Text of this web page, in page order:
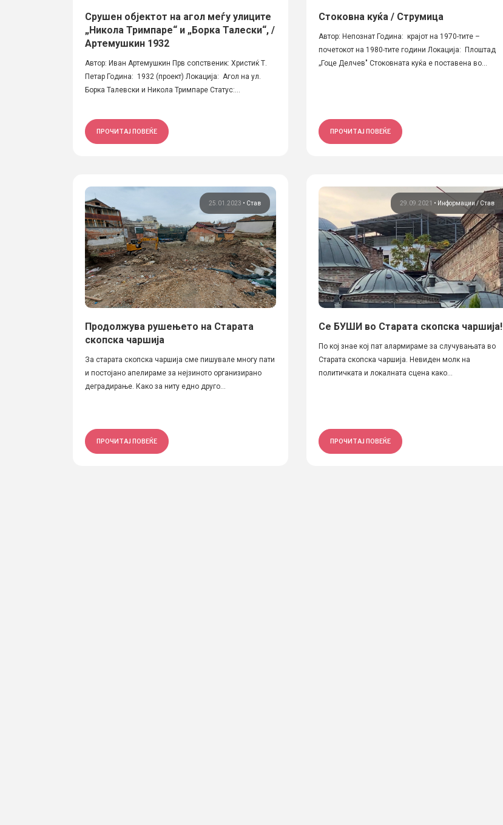
Срушен објектот на агол меѓу улиците
„Никола Тримпаре“ и „Борка Талески“, /
Артемушкин 1932
Автор: Иван Артемушкин Прв сопственик: Христиќ Т.
Петар Година: 1932 (проект) Локација: Агол на ул.
Борка Талевски и Никола Тримпаре Статус:...
ПРОЧИТАЈ ПОВЕЌЕ
Стоковна куќа / Струмица
Автор: Непознат Година: крајот на 1970-тите –
почетокот на 1980-тите години Локација: Плоштад
„Гоце Делчев" Стоковната куќа е поставена во...
ПРОЧИТАЈ ПОВЕЌЕ
25.01.2023 • Став
Продолжува рушењето на Старата
скопска чаршија
За старата скопска чаршија сме пишувале многу пати
и постојано апелираме за нејзиното организирано
деградирање. Како за ниту едно друго...
ПРОЧИТАЈ ПОВЕЌЕ
29.09.2021 • Информации Став
Се БУШИ во Старата скопска чаршија!
По кој знае кој пат алармираме за случувањата во
Старата скопска чаршија. Невиден молк на
политичката и локалната сцена како...
ПРОЧИТАЈ ПОВЕЌЕ